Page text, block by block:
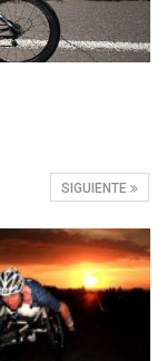
SIGUIENTE